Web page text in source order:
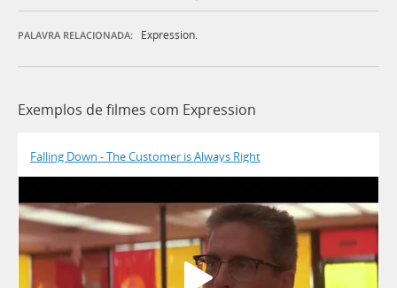
PALAVRA RELACIONADA: Expression.
Exemplos de filmes com Expression
Falling Down - The Customer is Always Right